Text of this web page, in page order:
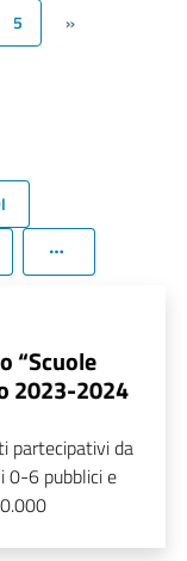
5 »
“Scuole
2023-2024
partecipativi da
0-6 pubblici e